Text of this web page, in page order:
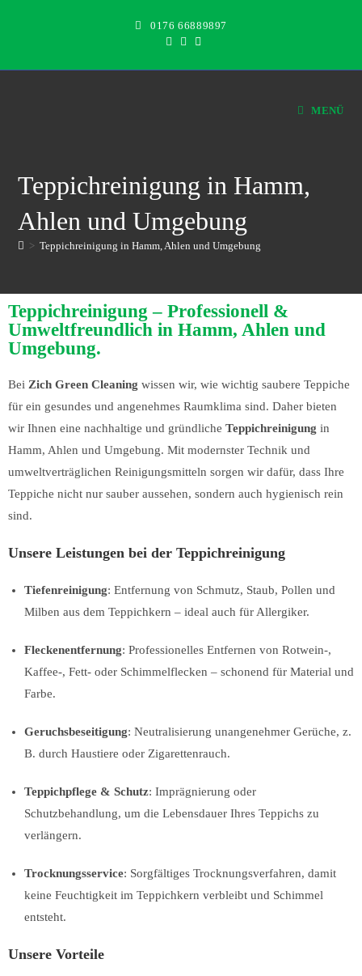
0176 66889897
MENÜ
Teppichreinigung in Hamm,
Ahlen und Umgebung
> Teppichreinigung in Hamm, Ahlen und Umgebung
Teppichreinigung – Professionell &
Umweltfreundlich in Hamm, Ahlen und
Umgebung.
Bei Zich Green Cleaning wissen wir, wie wichtig saubere Teppiche
für ein gesundes und angenehmes Raumklima sind. Daher bieten
wir Ihnen eine nachhaltige und gründliche Teppichreinigung in
Hamm, Ahlen und Umgebung. Mit modernster Technik und
umweltverträglichen Reinigungsmitteln sorgen wir dafür, dass Ihre
Teppiche nicht nur sauber aussehen, sondern auch hygienisch rein
sind.
Unsere Leistungen bei der Teppichreinigung
Tiefenreinigung: Entfernung von Schmutz, Staub, Pollen und
Milben aus dem Teppichkern – ideal auch für Allergiker.
Fleckenentfernung: Professionelles Entfernen von Rotwein-,
Kaffee-, Fett- oder Schimmelflecken – schonend für Material und
Farbe.
Geruchsbeseitigung: Neutralisierung unangenehmer Gerüche, z.
B. durch Haustiere oder Zigarettenrauch.
Teppichpflege & Schutz: Imprägnierung oder
Schutzbehandlung, um die Lebensdauer Ihres Teppichs zu
verlängern.
Trocknungsservice: Sorgfältiges Trocknungsverfahren, damit
keine Feuchtigkeit im Teppichkern verbleibt und Schimmel
entsteht.
Unsere Vorteile